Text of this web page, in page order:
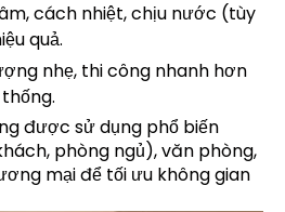
cách nhiệt, chịu nước (tùy
quả.
nhẹ, thi công nhanh hơn
được sử dụng phổ biến
phòng ngủ), văn phòng,
mại để tối ưu không gian